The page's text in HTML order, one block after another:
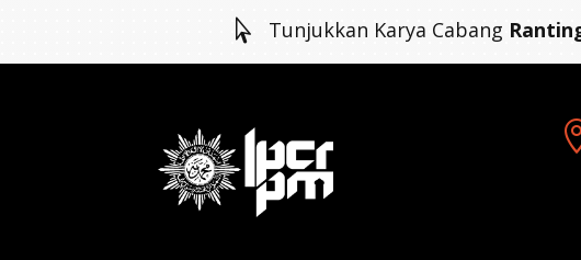
 Tunjukkan Karya Cabang